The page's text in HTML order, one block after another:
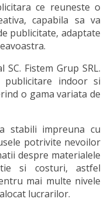
ce reuneste o
capabila sa va
publicitate, adaptate
Fistem Grup SRL.
publicitare indoor si
o gama variata de
stabili impreuna cu
potrivite nevoilor
despre materialele
si costuri, astfel
mai multe nivele
lucrarilor.